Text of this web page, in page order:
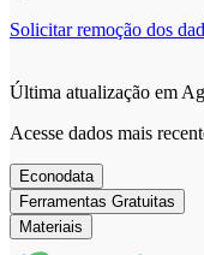
Solicitar remoção dos
Última atualização em
Acesse dados mais
Econodata
Ferramentas Gratuitas
Materiais